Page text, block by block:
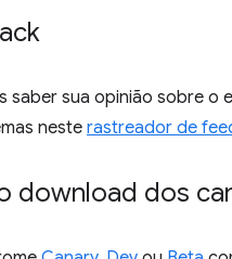
saber sua opinião sobre o
neste rastreador de
download dos